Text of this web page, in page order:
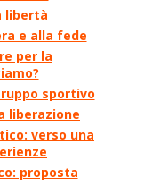
libertà
e alla fede
per la
sportivo
liberazione
verso una
proposta